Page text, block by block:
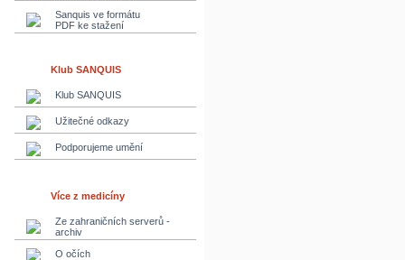
Sanquis ve formátu
PDF ke stažení
Klub SANQUIS
Klub SANQUIS
Užitečné odkazy
Podporujeme umění
Více z medicíny
Ze zahraničních serverů -
archiv
O očích